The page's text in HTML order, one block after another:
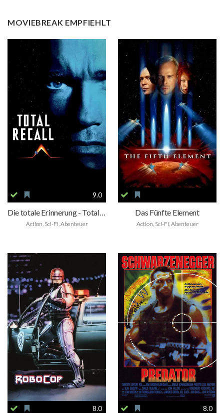
MOVIEBREAK EMPFIEHLT
9.0
Die totale Erinnerung - Total Recall
Action, Sci-Fi, Abenteuer
Das Fünfte Element
Action, Sci-Fi, Abenteuer
8.0 8.0